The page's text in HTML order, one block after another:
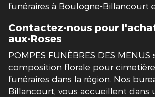
funéraires à Boulogne-Billancourt
Contactez-nous pour
aux-Roses
POMPES FUNÈBRES DES
composition florale pour
funéraires dans la région. Nos
Billancourt, vous accueillent dans